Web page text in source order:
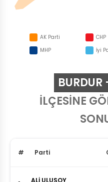
AK Parti
MHP
CHP
İyi
İLÇESİNE
# Parti